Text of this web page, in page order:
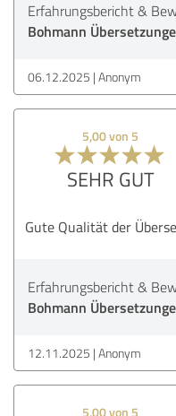
Erfahrungsbericht &
Bohmann
06.12.2025 Anonym
5,00 von 5
SEHR GUT
Gute Qualität der
Erfahrungsbericht &
Bohmann
12.11.2025 Anonym
5,00 von 5